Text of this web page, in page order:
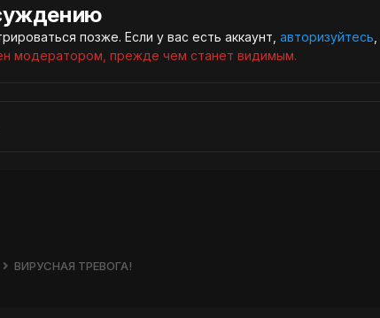
позже. Если у вас есть аккаунт, авторизуйтесь
модератором, прежде чем станет видимым.
ВИРУСНАЯ ТРЕВОГА!